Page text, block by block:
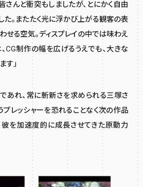
さんと衝突もしましたが、とにかく自由
た。またたく光に浮かび上がる観客の表
せる空気。ディスプレイの中では味わえ
CG制作の幅を広げるうえでも、大きな
す」
あれ、常に斬新さを求められる三塚さ
プレッシャーを恐れることなく次の作品
彼を加速度的に成長させてきた原動力